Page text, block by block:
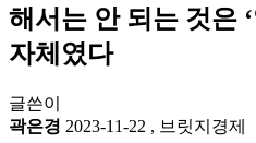
해서는 안 되는 것은
자체였다
글쓴이
곽은경 2023-11-22 , 브릿지경제